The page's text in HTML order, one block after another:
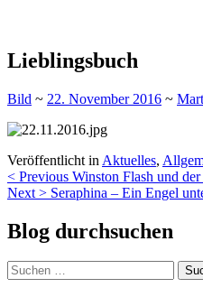
Lieblingsbuch
Bild ~ 22. November 2016 ~
Veröffentlicht in Aktuelles,
Beitragsnavigation
< Previous Winston Flash und
Next > Seraphina – Ein Engel
Blog durchsuchen
Suchen
nach: